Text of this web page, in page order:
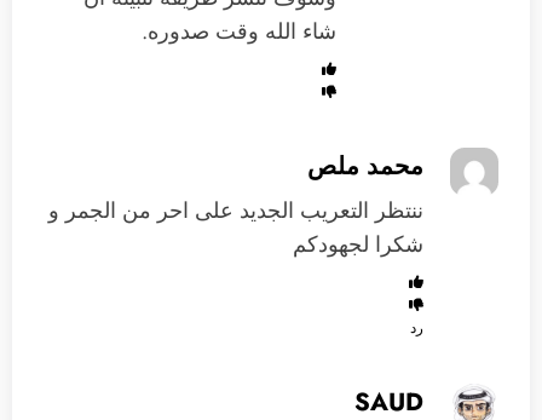
شاء الله وقت صدوره.
محمد ملص
ننتظر التعريب الجديد على احر من الجمر و
شكرا لجهودكم
رد
SAUD